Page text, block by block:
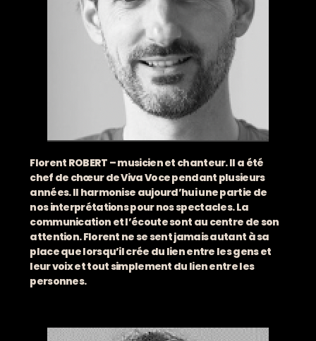
Florent ROBERT – musicien et chanteur. Il a été
chef de chœur de Viva Voce pendant plusieurs
années. Il harmonise aujourd’hui une partie de
nos interprétations pour nos spectacles. La
communication et l’écoute sont au centre de son
attention. Florent ne se sent jamais autant à sa
place que lorsqu’il crée du lien entre les gens et
leur voix et tout simplement du lien entre les
personnes.